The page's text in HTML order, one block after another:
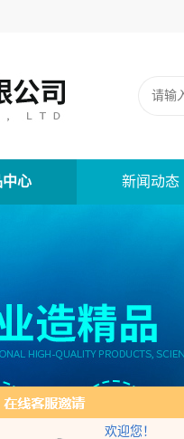
欢迎您！
中心 新闻动态